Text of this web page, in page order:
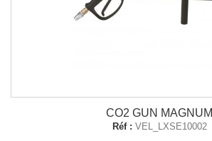
CO2 GUN MAGNUM
Réf : VEL_LXSE10002